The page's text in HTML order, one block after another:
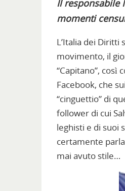
Il responsabile
momenti
L’Italia dei Diritti
movimento, il
“Capitano”,
Facebook, che
“cinguettio” di
follower di cui
leghisti e di suoi
certamente
mai avuto stile…